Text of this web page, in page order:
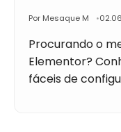
Por Mesaque M
Procurando o
Elementor?
fáceis de